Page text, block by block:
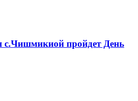
с.Чишмикиой пройдет День